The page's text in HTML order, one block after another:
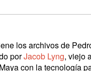
los archivos de
porJacob Lyng, viejo
con la tecnología